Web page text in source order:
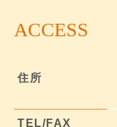
ACCESS
住所
TEL/FAX